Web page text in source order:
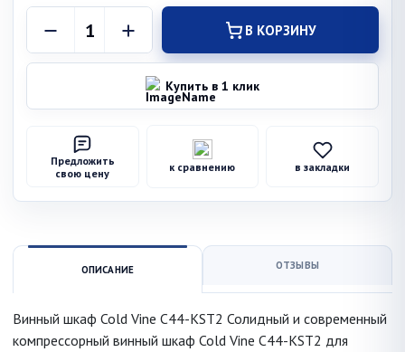
В КОРЗИНУ
Купить в 1 клик
Предложить
свою цену
к сравнению в закладки
ОПИСАНИЕ ОТЗЫВЫ
Винный шкаф Cold Vine C44-KST2 Солидный и современный
компрессорный винный шкаф Cold Vine C44-KST2 для